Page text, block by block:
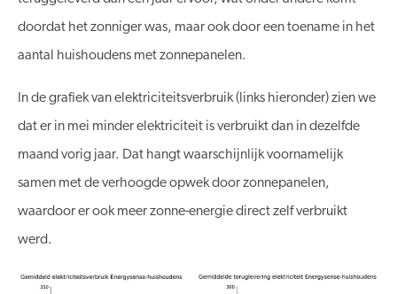
doordat het zonniger was, maar ook door een toename in het
aantal huishoudens met zonnepanelen.
In de grafiek van elektriciteitsverbruik (links hieronder) zien we
dat er in mei minder elektriciteit is verbruikt dan in dezelfde
maand vorig jaar. Dat hangt waarschijnlijk voornamelijk
samen met de verhoogde opwek door zonnepanelen,
waardoor er ook meer zonne-energie direct zelf verbruikt
werd.